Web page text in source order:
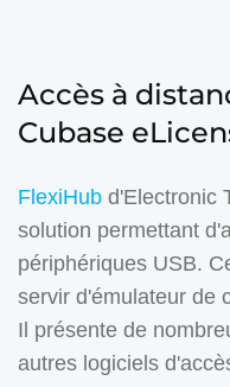
Accès à
Cubase
FlexiHub d'Electronic
solution permettant
périphériques USB.
servir d'émulateur de
Il présente de
autres logiciels